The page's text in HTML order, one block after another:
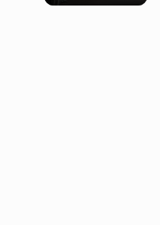
posiadaczy kart